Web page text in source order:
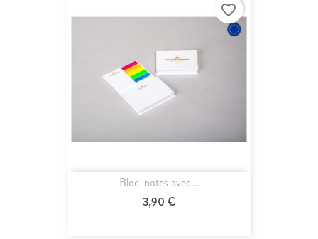
Bloc-notes avec...
3,90 €
favorite_border